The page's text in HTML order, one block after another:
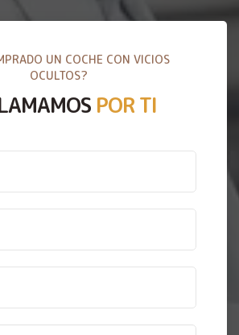
UN COCHE CON VICIOS
OCULTOS?
POR TI